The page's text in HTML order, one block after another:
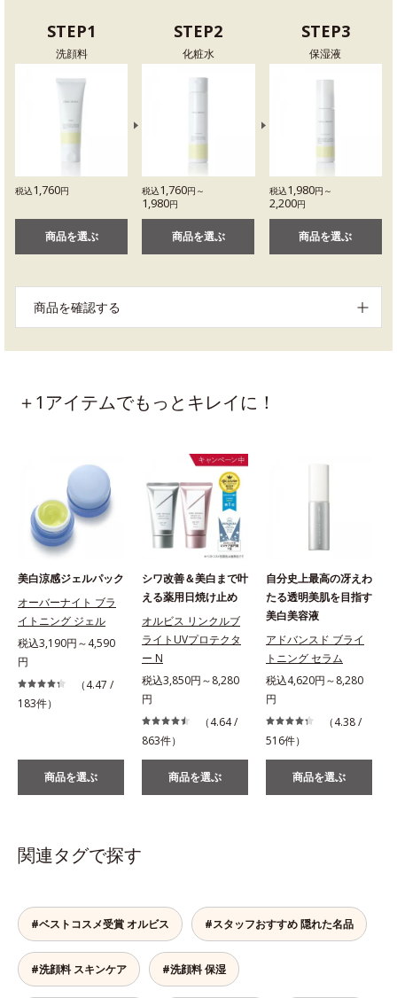
STEP1
洗顔料
税込1,760円
商品を選ぶ
STEP2
化粧水
税込1,760円～
1,980円
商品を選ぶ
STEP3
保湿液
税込1,980円～
2,200円
商品を選ぶ
商品を確認する
＋1アイテムでもっとキレイに！
美白涼感ジェルパック
オーバーナイト ブラ
イトニング ジェル
税込3,190円～4,590
円
（4.47 /
183件）
商品を選ぶ
シワ改善＆美白まで叶
える薬用日焼け止め
オルビス リンクルブ
ライトUVプロテクタ
ー N
税込3,850円～8,280
円
（4.64 /
863件）
商品を選ぶ
自分史上最高の冴えわ
たる透明美肌を目指す
美白美容液
アドバンスド ブライ
トニング セラム
税込4,620円～8,280
円
（4.38 /
516件）
商品を選ぶ
関連タグで探す
#ベストコスメ受賞 オルビス #スタッフおすすめ 隠れた名品
#洗顔料 スキンケア #洗顔料 保湿